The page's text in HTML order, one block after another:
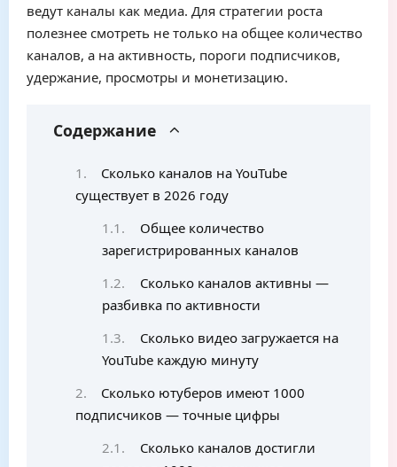
ведут каналы как медиа. Для стратегии роста
полезнее смотреть не только на общее количество
каналов, а на активность, пороги подписчиков,
удержание, просмотры и монетизацию.
Содержание
Сколько каналов на YouTube
существует в 2026 году
Общее количество
зарегистрированных каналов
Сколько каналов активны —
разбивка по активности
Сколько видео загружается на
YouTube каждую минуту
Сколько ютуберов имеют 1000
подписчиков — точные цифры
Сколько каналов достигли